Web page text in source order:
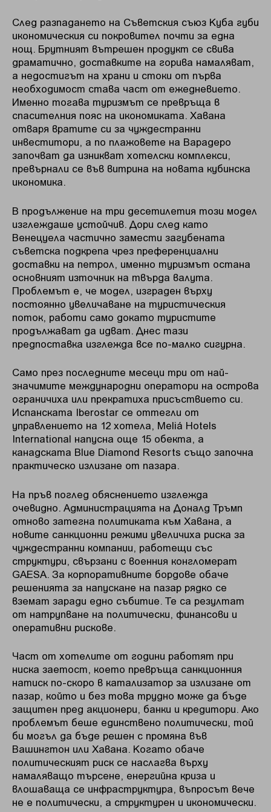
След разпадането на Съветския съюз Куба губи
икономическия си покровител почти за една
нощ. Брутният вътрешен продукт се свива
драматично, доставките на горива намаляват,
а недостигът на храни и стоки от първа
необходимост става част от ежедневието.
Именно тогава туризмът се превръща в
спасителния пояс на икономиката. Хавана
отваря вратите си за чуждестранни
инвеститори, а по плажовете на Варадеро
започват да изникват хотелски комплекси,
превърнали се във витрина на новата кубинска
икономика.
В продължение на три десетилетия този модел
изглеждаше устойчив. Дори след като
Венецуела частично замести загубената
съветска подкрепа чрез преференциални
доставки на петрол, именно туризмът остана
основният източник на твърда валута.
Проблемът е, че модел, изграден върху
постоянно увеличаване на туристическия
поток, работи само докато туристите
продължават да идват. Днес тази
предпоставка изглежда все по-малко сигурна.
Само през последните месеци три от най-
значимите международни оператори на острова
ограничиха или прекратиха присъствието си.
Испанската Iberostar се оттегли от
управлението на 12 хотела, Meliá Hotels
International напусна още 15 обекта, а
канадската Blue Diamond Resorts също започна
практическо излизане от пазара.
На пръв поглед обяснението изглежда
очевидно. Администрацията на Доналд Тръмп
отново затегна политиката към Хавана, а
новите санкционни режими увеличиха риска за
чуждестранни компании, работещи със
структури, свързани с военния конгломерат
GAESA. За корпоративните бордове обаче
решенията за напускане на пазар рядко се
вземат заради едно събитие. Те са резултат
от натрупване на политически, финансови и
оперативни рискове.
Част от хотелите от години работят при
ниска заетост, което превръща санкционния
натиск по-скоро в катализатор за излизане от
пазар, който и без това трудно може да бъде
защитен пред акционери, банки и кредитори. Ако
проблемът беше единствено политически, той
би могъл да бъде решен с промяна във
Вашингтон или Хавана. Когато обаче
политическият риск се наслагва върху
намаляващо търсене, енергийна криза и
влошаваща се инфраструктура, въпросът вече
не е политически, а структурен и икономически.